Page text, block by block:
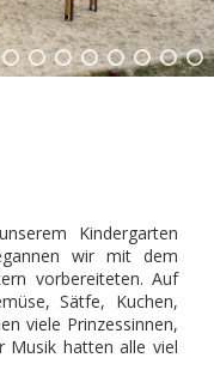
Kindergarten
wir mit dem
vorbereiteten. Auf
Sätfe, Kuchen,
viele Prinzessinnen,
Musik hatten alle viel